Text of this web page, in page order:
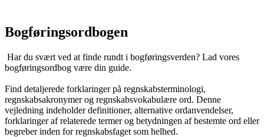
Bogføringsordbogen
Har du svært ved at finde rundt i bogføringsverden? Lad vores
bogføringsordbog være din guide.
Find detaljerede forklaringer på regnskabsterminologi,
regnskabsakronymer og regnskabsvokabulære ord. Denne
vejledning indeholder definitioner, alternative ordanvendelser,
forklaringer af relaterede termer og betydningen af bestemte ord eller
begreber inden for regnskabsfaget som helhed.